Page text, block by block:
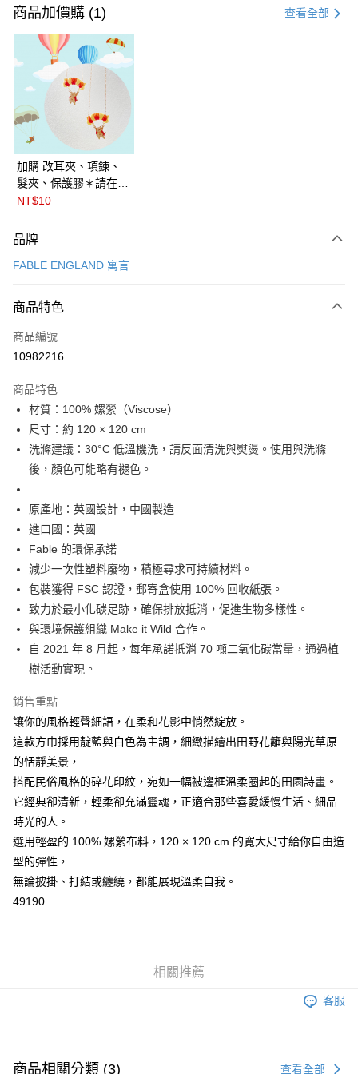
信用卡一次付款
信用卡分期付款
3 期 0 利率 每期NT$487
合作金庫商業銀行
華南商業銀行
上海商業儲蓄銀行
國泰世華商業銀行
臺灣中小企業銀行
匯豐（台灣）商業銀行
聯邦商業銀行
元大商業銀行
台新國際商業銀行
台灣樂天信用卡公司
6 期 0 利率 每期 NT$243
合作金庫商業銀行
華南商業銀行
上海商業儲蓄銀行
國泰世華商業銀行
臺灣中小企業銀行
匯豐（台灣）商業銀行
元大商業銀行
玉山商業銀行
台新國際商業銀行
LINE Pay
悠遊付
Google Pay
全盈+PAY
ATM付款
運送方式
付款後全家取貨
每筆NT$60
付款後萊爾富取貨
每筆NT$60
付款後7-11取貨
每筆NT$60
宅配
每筆NT$60，滿NT$1,000(含以上)免運費
海外配送
商品加價購 (1) 查看全部
加購 改耳夾、項鍊、
髮夾、保護膠＊請在訂
單備註商品及欲修改的
PalnartPoc + 🇬🇧英國
FABLE 寓言
NT$10
品牌
FABLE ENGLAND 寓言
商品特色
商品編號
10982216
商品特色
材質：100% 嫘縈（Viscose）
尺寸：約 120 × 120 cm
洗滌建議：30°C 低溫機洗，請反面清洗與熨燙。使用與洗滌
後，顏色可能略有褪色。
原產地：英國設計，中國製造
進口國：英國
Fable 的環保承諾
減少一次性塑料廢物，積極尋求可持續材料。
包裝獲得 FSC 認證，郵寄盒使用 100% 回收紙張。
致力於最小化碳足跡，確保排放抵消，促進生物多樣性。
與環境保護組織 Make it Wild 合作。
自 2021 年 8 月起，每年承諾抵消 70 噸二氧化碳當量，通過植
樹活動實現。
銷售重點
讓你的風格輕聲細語，在柔和花影中悄然綻放。
這款方巾採用靛藍與白色為主調，細緻描繪出田野花籬與陽光草原
的恬靜美景，
搭配民俗風格的碎花印紋，宛如一幅被邊框溫柔圈起的田園詩畫。
它經典卻清新，輕柔卻充滿靈魂，正適合那些喜愛緩慢生活、細品
時光的人。
選用輕盈的 100% 嫘縈布料，120 × 120 cm 的寬大尺寸給你自由造
型的彈性，
無論披掛、打結或纏繞，都能展現溫柔自我。
49190
相關推薦
客服
商品相關分類 (3) 查看全部